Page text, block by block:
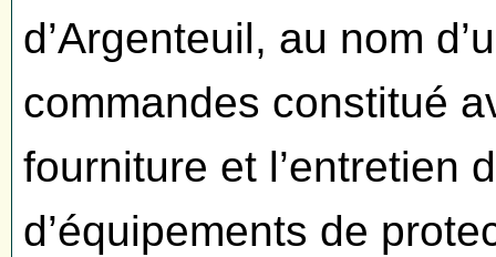
d’Argenteuil, au nom
commandes constitué
fourniture et l’entretien
d’équipements de